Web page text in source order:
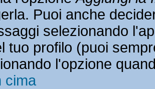
Puoi anche
selezionando
tuo profilo (puoi
l'opzione
cima